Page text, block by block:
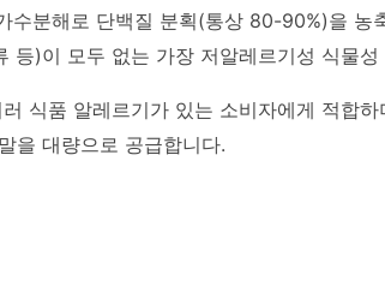
수분해로 단백질 분획(통상 80-90%)을
등)이 모두 없는 가장 저알레르기성 식물
식품 알레르기가 있는 소비자에게 적합
을 대량으로 공급합니다.